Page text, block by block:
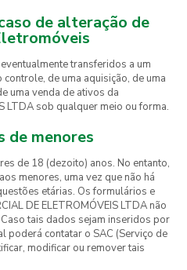
de alteração de
transferidos a um
de uma aquisição, de uma
uma venda de ativos da
LTDA sob qualquer meio ou forma.
de menores
de 18 (dezoito) anos. No entanto,
menores, uma vez que não há
etárias. Os formulários e
DE ELETROMÓVEIS LTDA não
tais dados sejam inseridos por
poderá contatar o SAC (Serviço de
modificar ou remover tais